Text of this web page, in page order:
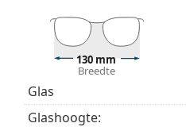
Het meegeleverde
modellen worden
Bekijk het volledige
bij het kiezen.
Het is een medisch
130 mm
Breedte
Glas
Glashoogte: